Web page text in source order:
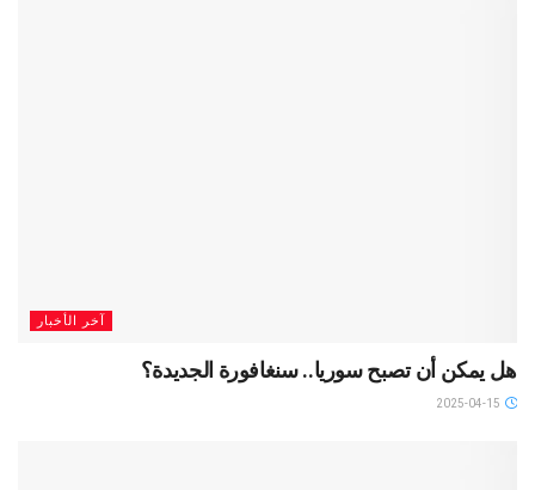
آخر الأخبار
هل يمكن أن تصبح سوريا.. سنغافورة الجديدة؟